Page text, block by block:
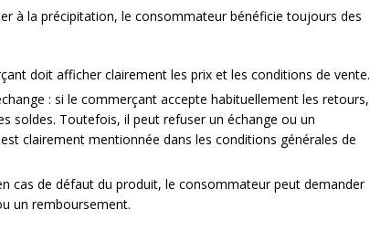
à la précipitation, le consommateur bénéficie toujours des
doit afficher clairement les prix et les conditions de vente.
: si le commerçant accepte habituellement les retours,
soldes. Toutefois, il peut refuser un échange ou un
clairement mentionnée dans les conditions générales de
cas de défaut du produit, le consommateur peut demander
un remboursement.